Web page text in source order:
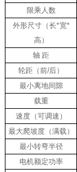
限乘人数
外形尺寸（长*宽*
高）
轴 距
轮距（前/后）
最小离地间隙
载重
速度（可调速）
最大爬坡度（满载）
最小转弯半径
电机额定功率